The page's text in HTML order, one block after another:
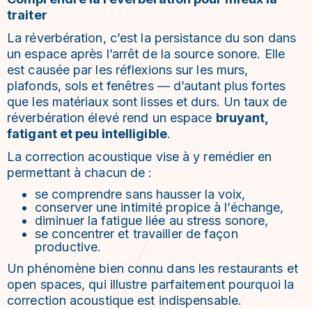
traiter
La réverbération, c’est la persistance du son dans
un espace après l’arrêt de la source sonore. Elle
est causée par les réflexions sur les murs,
plafonds, sols et fenêtres — d’autant plus fortes
que les matériaux sont lisses et durs. Un taux de
réverbération élevé rend un espace bruyant,
fatigant et peu intelligible.
La correction acoustique vise à y remédier en
permettant à chacun de :
se comprendre sans hausser la voix,
conserver une intimité propice à l’échange,
diminuer la fatigue liée au stress sonore,
se concentrer et travailler de façon
productive.
Un phénomène bien connu dans les restaurants et
open spaces, qui illustre parfaitement pourquoi la
correction acoustique est indispensable.